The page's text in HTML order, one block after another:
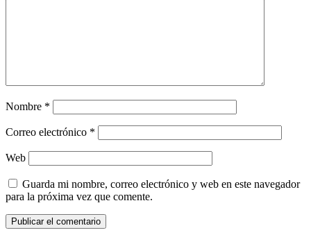
Nombre *
Correo electrónico *
Web
Guarda mi nombre, correo electrónico y web en este navegador
para la próxima vez que comente.